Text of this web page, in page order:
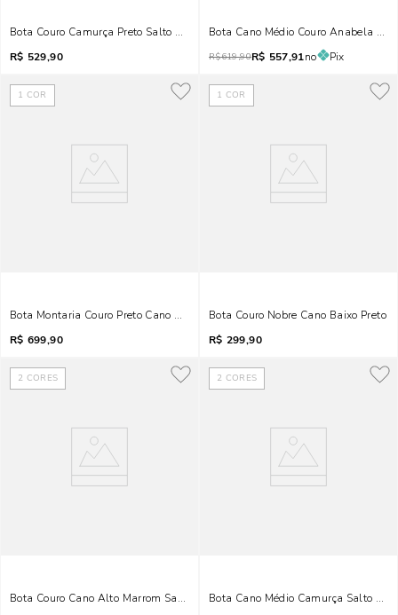
Bota Couro Camurça Preto Salto Médio Fivela
R$ 529,90
Bota Cano Médio Couro Anabela
R$619,90R$ 557,91no Pix
1 COR
Bota Montaria Couro Preto Cano Alto
R$ 699,90
1 COR
Bota Couro Nobre Cano Baixo Preto
R$ 299,90
2 CORES
Bota Couro Cano Alto Marrom Salto Fino
2 CORES
Bota Cano Médio Camurça Salto